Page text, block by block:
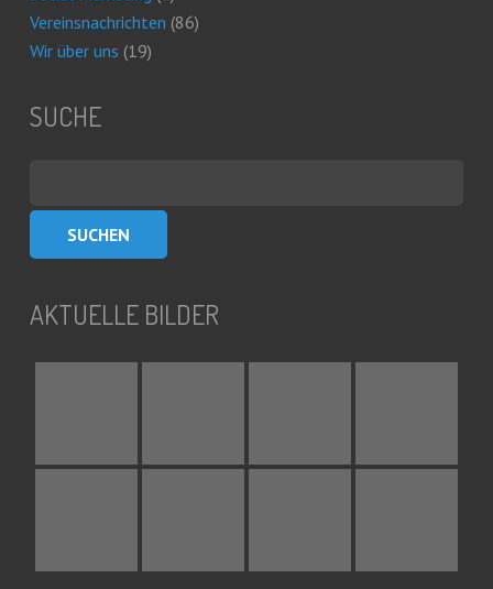
Vereinsnachrichten (86)
Wir über uns (19)
SUCHE
AKTUELLE BILDER